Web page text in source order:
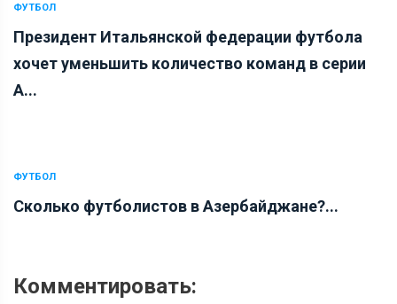
ФУТБОЛ
Президент Итальянской федерации футбола
хочет уменьшить количество команд в серии
А...
ФУТБОЛ
Сколько футболистов в Азербайджане?...
Комментировать: